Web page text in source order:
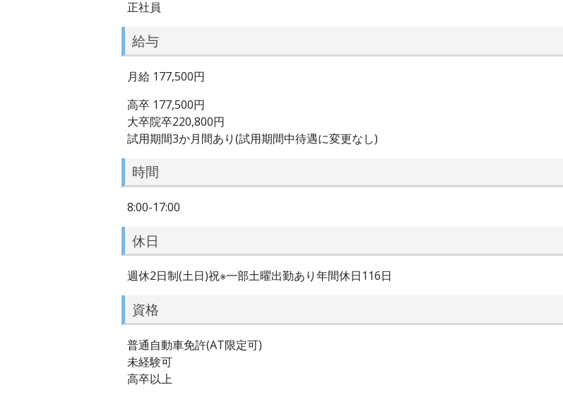
正社員
給与
月給 177,500円
高卒 177,500円
大卒院卒220,800円
試用期間3か月間あり(試用期間中待遇に変更なし)
時間
8:00-17:00
休日
週休2日制(土日)祝※一部土曜出勤あり年間休日116日
資格
普通自動車免許(AT限定可)
未経験可
高卒以上